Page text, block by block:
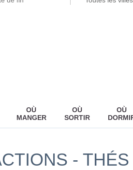
OÙ
MANGER
OÙ
SORTIR
OÙ
- THÉS